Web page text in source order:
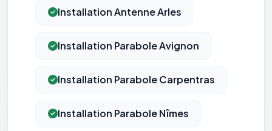
Installation Antenne Arles
Installation Parabole Avignon
Installation Parabole Carpentras
Installation Parabole Nîmes